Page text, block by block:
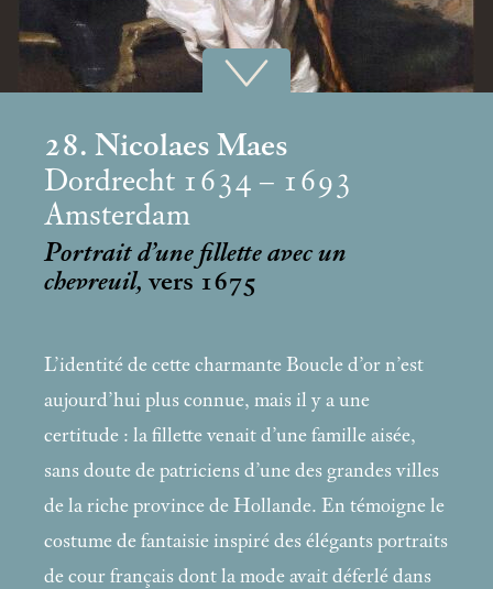
28. Nicolaes Maes
Dordrecht 1634 – 1693
Amsterdam
Portrait d’une fillette avec un
chevreuil, vers 1675
L’identité de cette charmante Boucle d’or n’est
aujourd’hui plus connue, mais il y a une
certitude : la fillette venait d’une famille aisée,
sans doute de patriciens d’une des grandes villes
de la riche province de Hollande. En témoigne le
costume de fantaisie inspiré des élégants portraits
de cour français dont la mode avait déferlé dans